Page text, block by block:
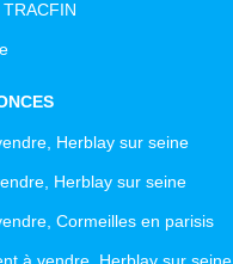
Herblay sur seine
Herblay sur seine
Cormeilles en parisis